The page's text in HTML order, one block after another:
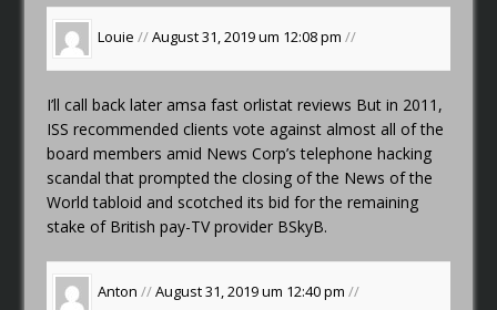
Louie //August 31, 2019 um 12:08 pm//
I’ll call back lateramsa fast orlistat reviews But in 2011,
ISS recommended clients vote against almost all of the
board members amid News Corp’s telephone hacking
scandal that prompted the closing of the News of the
World tabloid and scotched its bid for the remaining
stake of British pay-TV provider BSkyB.
Anton //August 31, 2019 um 12:40 pm//